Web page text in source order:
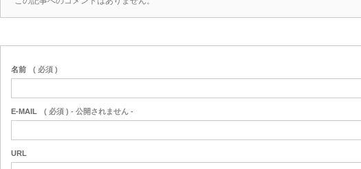
名前 ( 必須 )
E-MAIL ( 必須 ) - 公開されません -
URL